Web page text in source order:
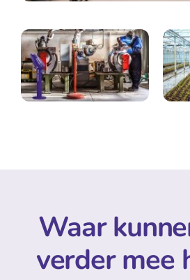
Waar
verder mee